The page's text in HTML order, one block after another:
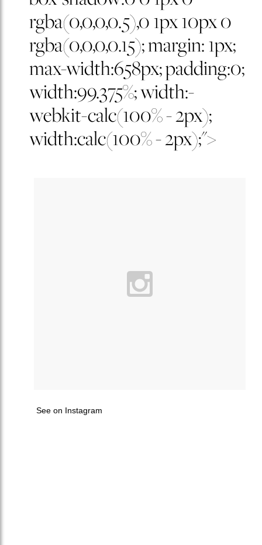
rgba(0,0,0,0.5),0 1px 10px 0
rgba(0,0,0,0.15); margin: 1px;
max-width:658px; padding:0;
width:99.375%; width:-
webkit-calc(100% - 2px);
width:calc(100% - 2px);">
See on Instagram